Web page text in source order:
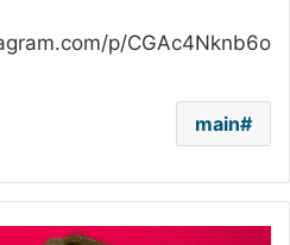
p/CGAc4Nknb6o/
main